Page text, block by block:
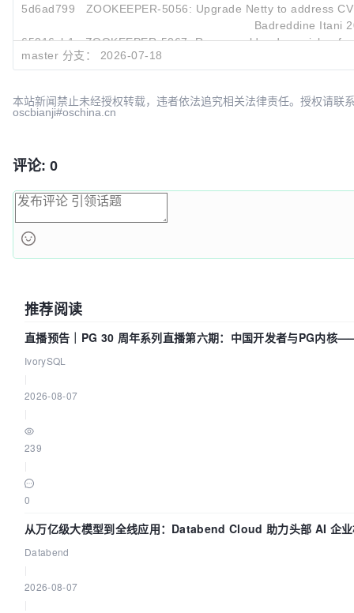
5d6ad799
ZOOKEEPER-5056: Upgrade Netty to address
Badreddine Itani
65016cb1
ZOOKEEPER-5067: Remove older docs picker
master 分支： 2026-07-18
本站新闻禁止未经授权转载，违者依法追究相关法律责任。授权请联
oscbianji#oschina.cn
评论: 0
推荐阅读
直播预告｜PG 30 周年系列直播第六期：中国开发者与PG内核
我们贡献了什么？
IvorySQL
2026-08-07
239
0
从万亿级大模型到全线应用：Databend Cloud 助力头部 AI 企
Trace 数据管道
Databend
2026-08-07